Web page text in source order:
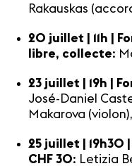
Rakauskas
20 juillet | 11h |
libre, collecte:
23 juillet | 19h |
José-Daniel
Makarova
25 juillet | 19h30 |
CHF 30: Letizia